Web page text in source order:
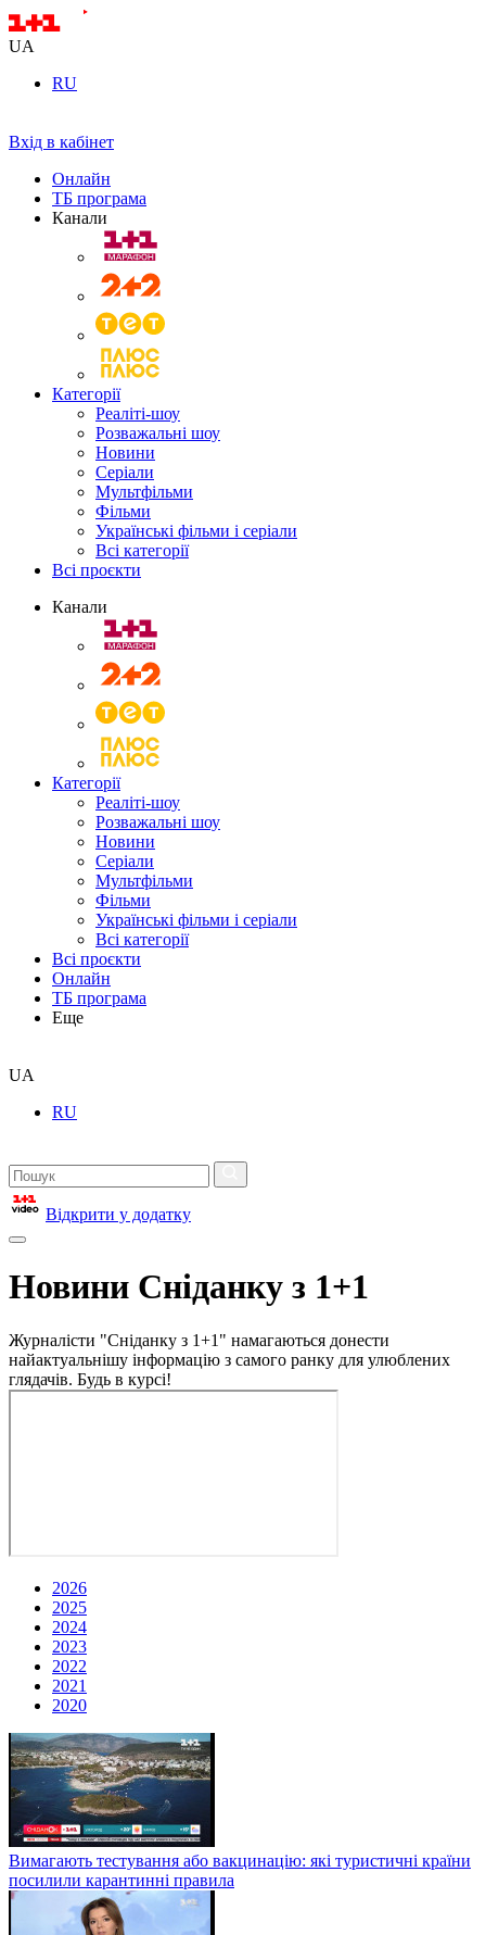
UA
RU
Вхід в кабінет
Онлайн
ТБ програма
Канали
Категорії
Реаліті-шоу
Розважальні шоу
Новини
Серіали
Мультфільми
Фільми
Українські фільми і серіали
Всі категорії
Всі проєкти
Канали
Категорії
Реаліті-шоу
Розважальні шоу
Новини
Серіали
Мультфільми
Фільми
Українські фільми і серіали
Всі категорії
Всі проєкти
Онлайн
ТБ програма
Еще
UA
RU
Відкрити у додатку
Новини Сніданку з 1+1
Журналісти "Сніданку з 1+1" намагаються донести
найактуальнішу інформацію з самого ранку для улюблених
глядачів. Будь в курсі!
2026
2025
2024
2023
2022
2021
2020
Вимагають тестування або вакцинацію: які туристичні країни
посилили карантинні правила